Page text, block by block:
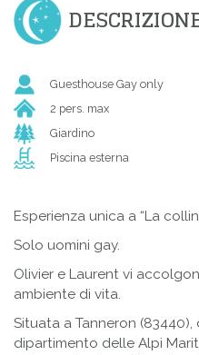
Guesthouse Gay only
2 pers. max
Giardino
Piscina esterna
Esperienza unica a “La
Solo uomini gay.
Olivier e Laurent vi
ambiente di vita.
Situata a Tanneron
dipartimento delle Alpi